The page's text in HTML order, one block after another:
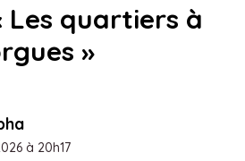
Les quartiers à
»
à 20h17